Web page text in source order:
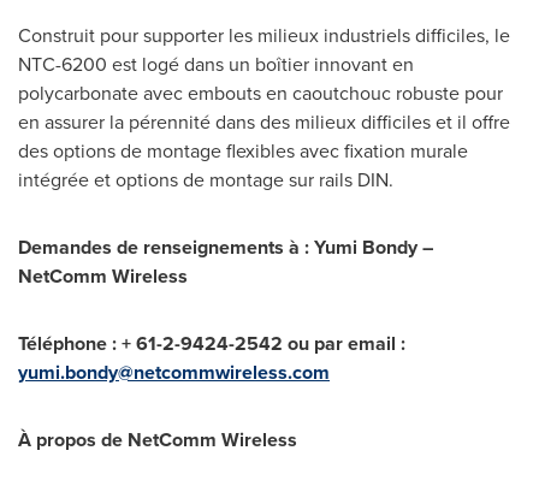
Construit pour supporter les milieux industriels difficiles, le
NTC-6200 est logé dans un boîtier innovant en
polycarbonate avec embouts en caoutchouc robuste pour
en assurer la pérennité dans des milieux difficiles et il offre
des options de montage flexibles avec fixation murale
intégrée et options de montage sur rails DIN.
Demandes de renseignements à :Yumi Bondy–
NetComm Wireless
Téléphone : + 61-2-9424-2542 ou par email :
yumi.bondy@netcommwireless.com
À propos de NetComm Wireless